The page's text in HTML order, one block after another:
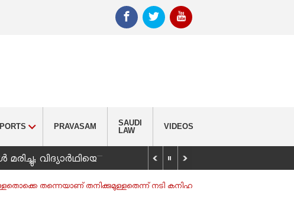
PRAVASAM
SAUDI
LAW
VIDEOS
വിദ്യാർഥിയെ കണ്ടെത്താൻ തിരച്ചിൽ
തന്നെയാണ് തനിക്കുമുള്ളതെന്ന് നടി കനിഹ